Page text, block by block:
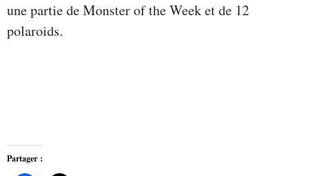
une partie de Monster of the Week et de 12
polaroids.
Partager :